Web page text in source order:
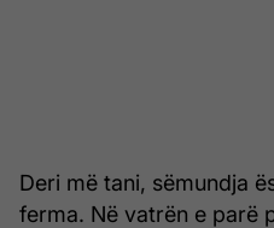
Deri më tani, sëmundja
ferma. Në vatrën e parë